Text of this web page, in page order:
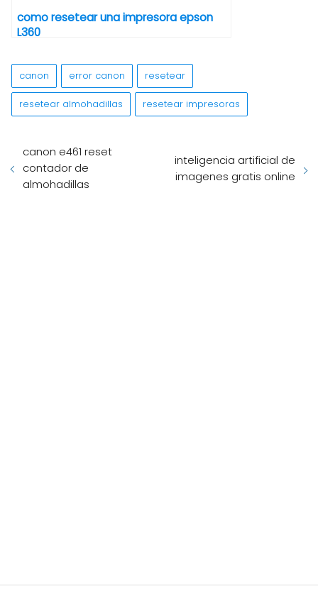
como resetear una impresora epson
L360
canon error canon resetear
resetear almohadillas resetear impresoras
canon e461 reset
contador de
almohadillas
inteligencia artificial de
imagenes gratis online